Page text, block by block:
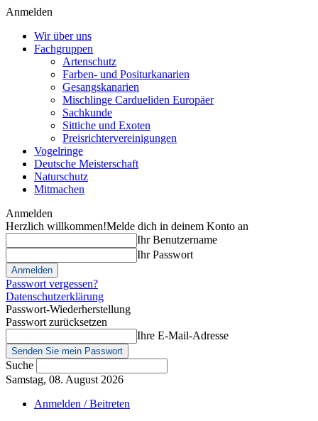
Anmelden
Wir über uns
Fachgruppen
Artenschutz
Farben- und Positurkanarien
Gesangskanarien
Mischlinge Cardueliden Europäer
Sachkunde
Sittiche und Exoten
Preisrichtervereinigungen
Vogelringe
Deutsche Meisterschaft
Naturschutz
Mitmachen
Anmelden
Herzlich willkommen!Melde dich in deinem Konto an
Ihr Benutzername
Ihr Passwort
Passwort vergessen?
Datenschutzerklärung
Passwort-Wiederherstellung
Passwort zurücksetzen
Ihre E-Mail-Adresse
Suche
Samstag, 08. August 2026
Anmelden / Beitreten